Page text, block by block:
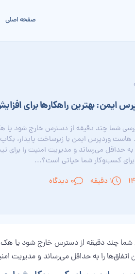
صفحه اصلی
ایمن: بهترین راهکارها برای
شما چند دقیقه از دسترس خارج شود یا
وردپرس ایمن با زیرساخت پایدار،
به حداقل می‌رساند و مدیریت امنیت را
کسب‌وکار شما حیاتی است؟...
1 دقیقه 0 دیدگاه
شما چند دقیقه از دسترس خارج شود یا هک
را به حداقل می‌رساند و مدیریت